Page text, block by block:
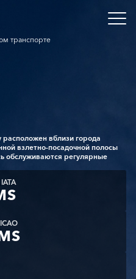
транспорте
вблизи города
взлетно-посадочной полосы
обслуживаются регулярные